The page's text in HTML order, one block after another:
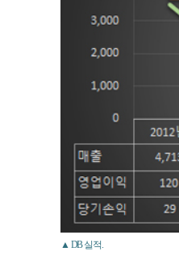
▲ DB 실적.